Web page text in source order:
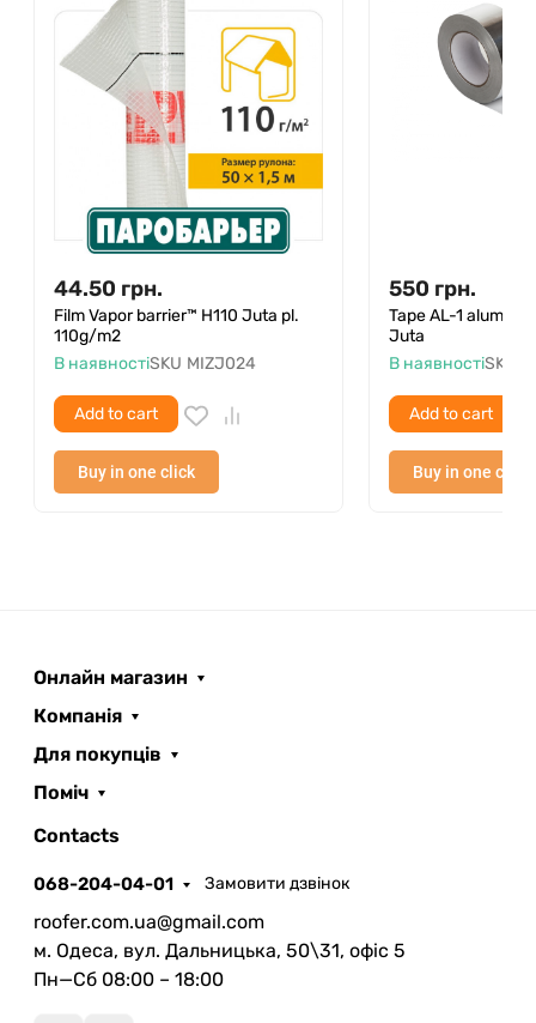
44.50 грн.
Film Vapor barrier™ H110 Juta pl.
110g/m2
В наявностіSKU MIZJ024
Add to cart
Buy in one click
550 грн.
Tape AL-1
Juta
В наявностіSKU
Add to cart
Buy in one click
Онлайн магазин
Компанія
Для покупців
Поміч
Contacts
068-204-04-01 Замовити дзвінок
roofer.com.ua@gmail.com
м. Одеса, вул. Дальницька, 50\31, офіс 5
Пн—Сб 08:00 – 18:00